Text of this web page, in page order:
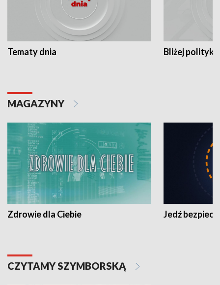
Tematy dnia Bliżej polityki
MAGAZYNY
Zdrowie dla Ciebie Jedź
CZYTAMY SZYMBORSKĄ